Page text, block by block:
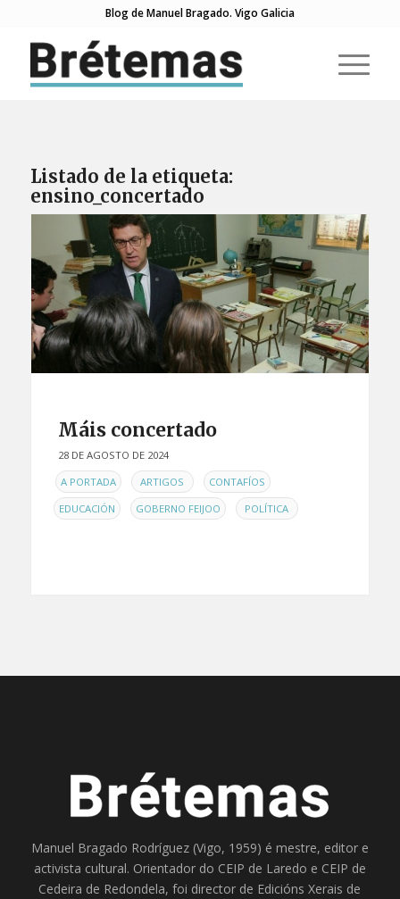
Blog de Manuel Bragado. Vigo Galicia
Listado de la etiqueta:
ensino_concertado
Máis concertado
28 DE AGOSTO DE 2024
ENA PORTADA , ARTIGOS , CONTAFÍOS ,
EDUCACIÓN , GOBERNO FEIJOO , POLÍTICA
Manuel Bragado Rodríguez (Vigo, 1959) é mestre, editor e
activista cultural. Orientador do CEIP de Laredo e CEIP de
Cedeira de Redondela, foi director de Edicións Xerais de